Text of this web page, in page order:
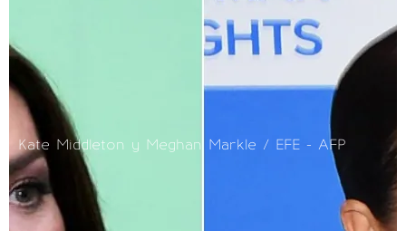
Kate Middleton y Meghan Markle / EFE - AFP